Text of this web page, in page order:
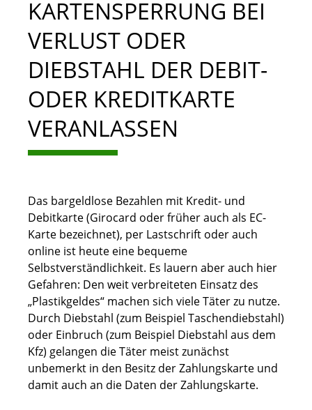
KARTENSPERRUNG BEI
VERLUST ODER
DIEBSTAHL DER DEBIT-
ODER KREDITKARTE
VERANLASSEN
Das bargeldlose Bezahlen mit Kredit- und
Debitkarte (Girocard oder früher auch als EC-
Karte bezeichnet), per Lastschrift oder auch
online ist heute eine bequeme
Selbstverständlichkeit. Es lauern aber auch hier
Gefahren: Den weit verbreiteten Einsatz des
„Plastikgeldes“ machen sich viele Täter zu nutze.
Durch Diebstahl (zum Beispiel Taschendiebstahl)
oder Einbruch (zum Beispiel Diebstahl aus dem
Kfz) gelangen die Täter meist zunächst
unbemerkt in den Besitz der Zahlungskarte und
damit auch an die Daten der Zahlungskarte.